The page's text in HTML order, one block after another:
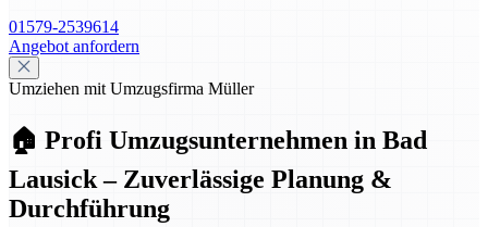
01579-2539614
Angebot anfordern
Umziehen mit Umzugsfirma Müller
🏠 Profi Umzugsunternehmen in Bad
Lausick – Zuverlässige Planung &
Durchführung